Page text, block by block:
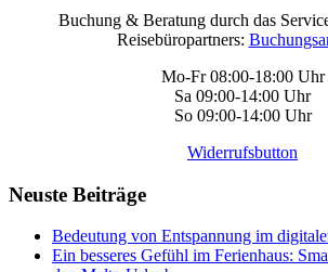
Buchung & Beratung durch das
Reisebüropartners:
Mo-Fr 08:00-18:00 Uhr
Sa 09:00-14:00 Uhr
So 09:00-14:00 Uhr
Widerrufsbutton
Neuste Beiträge
Bedeutung von Entspannung im
Ein besseres Gefühl im Ferienhaus: